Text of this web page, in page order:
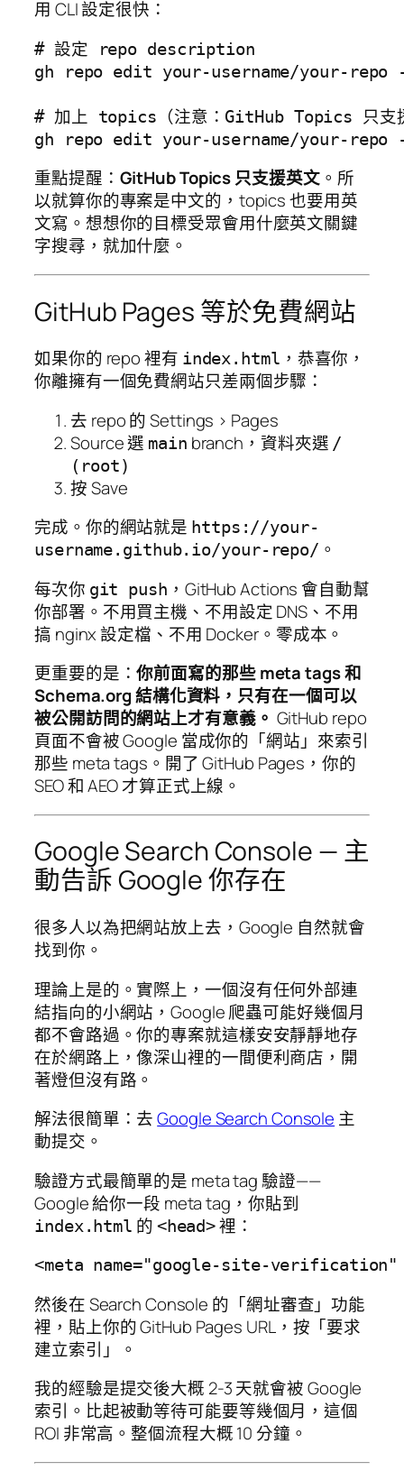
用 CLI 設定很快：
# 設定 repo description
gh repo edit your-username/your-repo
# 加上 topics（注意：GitHub Topics 只支
重點提醒： GitHub Topics 只支援英文。所
以就算你的專案是中文的，topics 也要用英
文寫。想想你的目標受眾會用什麼英文關鍵
字搜尋，就加什麼。
GitHub Pages 等於免費網站
如果你的 repo 裡有 index.html ，恭喜你，
你離擁有一個免費網站只差兩個步驟：
去 repo 的 Settings > Pages
Source 選 main branch，資料夾選 /
(root)
按 Save
完成。你的網站就是 https://your-
username.github.io/your-repo/ 。
每次你 git push ，GitHub Actions 會自動幫
你部署。不用買主機、不用設定 DNS、不用
搞 nginx 設定檔、不用 Docker。零成本。
更重要的是：你前面寫的那些 meta tags 和
Schema.org 結構化資料，只有在一個可以
被公開訪問的網站上才有意義。 GitHub repo
頁面不會被 Google 當成你的「網站」來索引
那些 meta tags。開了 GitHub Pages，你的
SEO 和 AEO 才算正式上線。
Google Search Console — 主
動告訴 Google 你存在
很多人以為把網站放上去，Google 自然就會
找到你。
理論上是的。實際上，一個沒有任何外部連
結指向的小網站，Google 爬蟲可能好幾個月
都不會路過。你的專案就這樣安安靜靜地存
在於網路上，像深山裡的一間便利商店，開
著燈但沒有路。
解法很簡單：去Google Search Console 主
動提交。
驗證方式最簡單的是 meta tag 驗證——
Google 給你一段 meta tag，你貼到
index.html 的 <head>裡：
然後在 Search Console 的「網址審查」功能
裡，貼上你的 GitHub Pages URL，按「要求
建立索引」。
我的經驗是提交後大概 2-3 天就會被 Google
索引。比起被動等待可能要等幾個月，這個
ROI 非常高。整個流程大概 10 分鐘。